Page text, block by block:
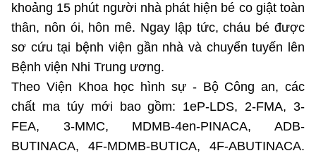
Vietnamese English
BỘ KHOA HỌC VÀ CÔNG NGHỆ
MINISTRY OF SCIENCE AND TECHNOLOGY
Điều khoản sử dụng Theo dõi MST: Góp ý
khoảng 15 phút người nhà phát hiện bé co giật toàn
thân, nôn ói, hôn mê. Ngay lập tức, cháu bé được
sơ cứu tại bệnh viện gần nhà và chuyển tuyến lên
Bệnh viện Nhi Trung ương.
Theo Viện Khoa học hình sự - Bộ Công an, các
chất ma túy mới bao gồm: 1eP-LDS, 2-FMA, 3-
FEA, 3-MMC, MDMB-4en-PINACA, ADB-
BUTINACA, 4F-MDMB-BUTICA, 4F-ABUTINACA.